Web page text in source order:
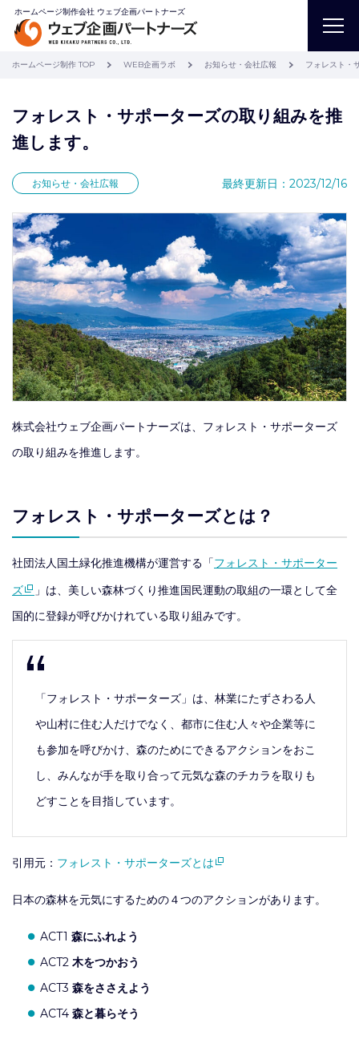
ホームページ制作会社 ウェブ企画パートナーズ
ホームページ制作 TOP WEB企画ラボ お知らせ・会社広報 フォレスト・
フォレスト・サポーターズの取り組みを推
進します。
お知らせ・会社広報 最終更新日：2023/12/16
株式会社ウェブ企画パートナーズは、フォレスト・サポーターズ
の取り組みを推進します。
フォレスト・サポーターズとは？
社団法人国土緑化推進機構が運営する「フォレスト・サポーター
ズ
」は、美しい森林づくり推進国民運動の取組の一環として全
国的に登録が呼びかけれている取り組みです。
「フォレスト・サポーターズ」は、林業にたずさわる人
や山村に住む人だけでなく、都市に住む人々や企業等に
も参加を呼びかけ、森のためにできるアクションをおこ
し、みんなが手を取り合って元気な森のチカラを取りも
どすことを目指しています。
引用元： フォレスト・サポーターズとは
日本の森林を元気にするための４つのアクションがあります。
ACT1 森にふれよう
ACT2 木をつかおう
ACT3 森をささえよう
ACT4 森と暮らそう